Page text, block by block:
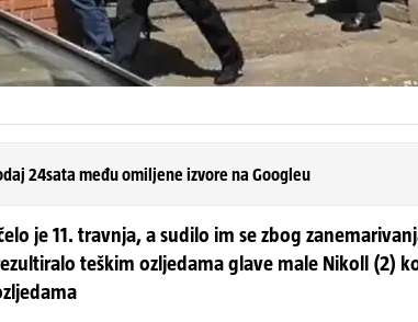
24sata među omiljene izvore na Googleu
je 11. travnja, a sudilo im se zbog
teškim ozljedama glave male Nikoll (2)